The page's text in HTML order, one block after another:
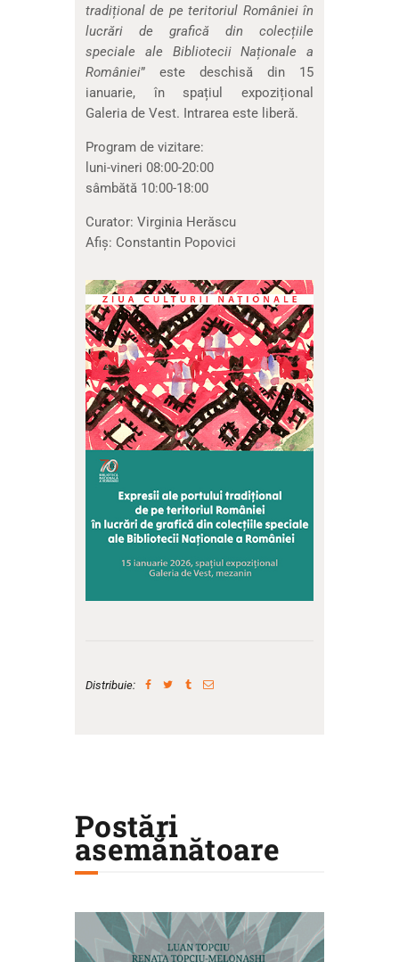
tradițional de pe teritoriul României în
lucrări de grafică din colecțiile
speciale ale Bibliotecii Naționale a
României” este deschisă din 15
ianuarie, în spațiul expozițional
Galeria de Vest. Intrarea este liberă.
Program de vizitare:
luni-vineri 08:00-20:00
sâmbătă 10:00-18:00
Curator: Virginia Herăscu
Afiș: Constantin Popovici
Distribuie:
Postări
asemănătoare